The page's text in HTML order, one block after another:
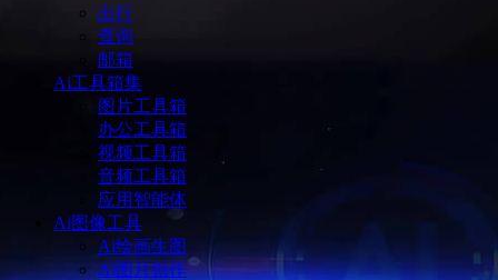
出行
查询
邮箱
Ai工具箱集
图片工具箱
办公工具箱
视频工具箱
音频工具箱
应用智能体
Ai图像工具
Ai绘画生图
Ai图片创作